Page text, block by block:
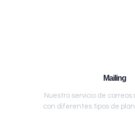
Mailing
Nuestro servicio de
con diferentes tipos de